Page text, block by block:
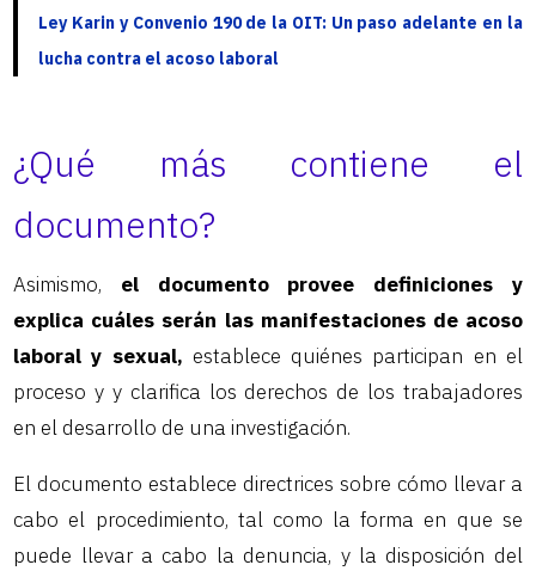
Ley Karin y Convenio 190 de la OIT: Un paso adelante en la
lucha contra el acoso laboral
¿Qué más contiene el
documento?
Asimismo, el documento provee definiciones y
explica cuáles serán las manifestaciones de acoso
laboral y sexual, establece quiénes participan en el
proceso y y clarifica los derechos de los trabajadores
en el desarrollo de una investigación.
El documento establece directrices sobre cómo llevar a
cabo el procedimiento, tal como la forma en que se
puede llevar a cabo la denuncia, y la disposición del